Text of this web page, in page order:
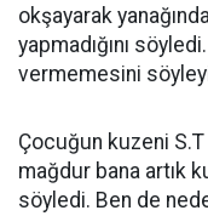
okşayarak
yapmadığını
vermemesini
Çocuğun kuzeni S.T
mağdur bana artık
söyledi. Ben de